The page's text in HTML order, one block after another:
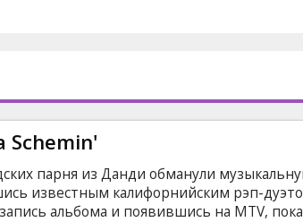
Schemin'
парня из Данди обманули
известным калифорнийским рэп-
альбома и появившись на MTV,